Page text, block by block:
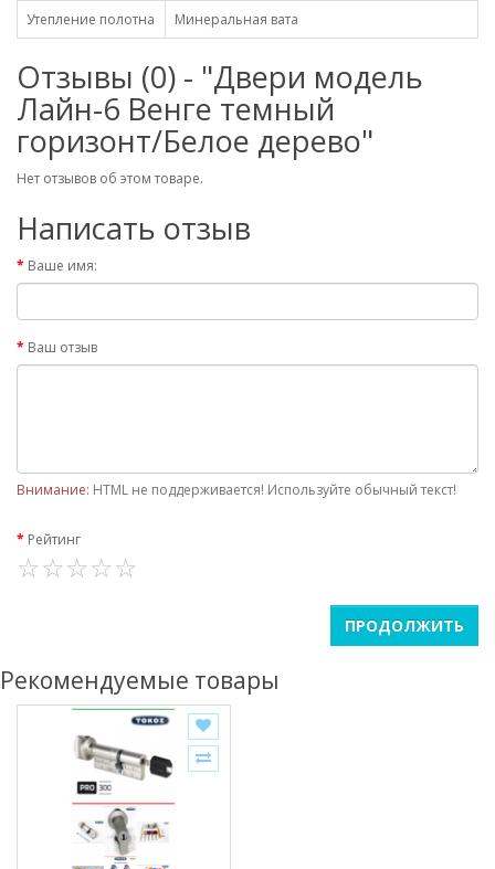
Утепление полотна Минеральная вата
Отзывы (0) - "Двери модель
Лайн-6 Венге темный
горизонт/Белое дерево"
Нет отзывов об этом товаре.
Написать отзыв
Ваше имя:
Ваш отзыв
Внимание: HTML не поддерживается! Используйте обычный текст!
Рейтинг
ПРОДОЛЖИТЬ
Рекомендуемые товары